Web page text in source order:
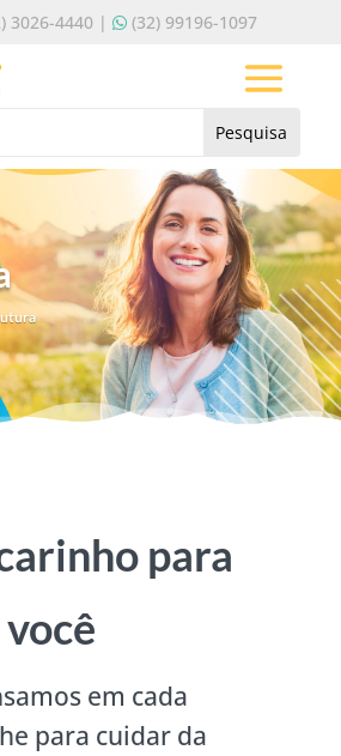
3026-4440 | (32) 99196-1097
para
você
em cada
para cuidar da